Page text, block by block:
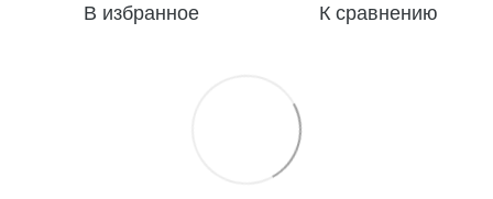
В избранное К сравнению